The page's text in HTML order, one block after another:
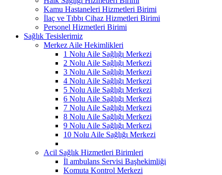
Kamu Hastaneleri Hizmetleri Birimi
İlaç ve Tıbbı Cihaz Hizmetleri Birimi
Personel Hizmetleri Birimi
Sağlık Tesislerimiz
Merkez Aile Hekimlikleri
1 Nolu Aile Sağlığı Merkezi
2 Nolu Aile Sağlığı Merkezi
3 Nolu Aile Sağlığı Merkezi
4 Nolu Aile Sağlığı Merkezi
5 Nolu Aile Sağlığı Merkezi
6 Nolu Aile Sağlığı Merkezi
7 Nolu Aile Sağlığı Merkezi
8 Nolu Aile Sağlığı Merkezi
9 Nolu Aile Sağlığı Merkezi
10 Nolu Aile Sağlığı Merkezi
Acil Sağlık Hizmetleri Birimleri
İl ambulans Servisi Başhekimliği
Komuta Kontrol Merkezi